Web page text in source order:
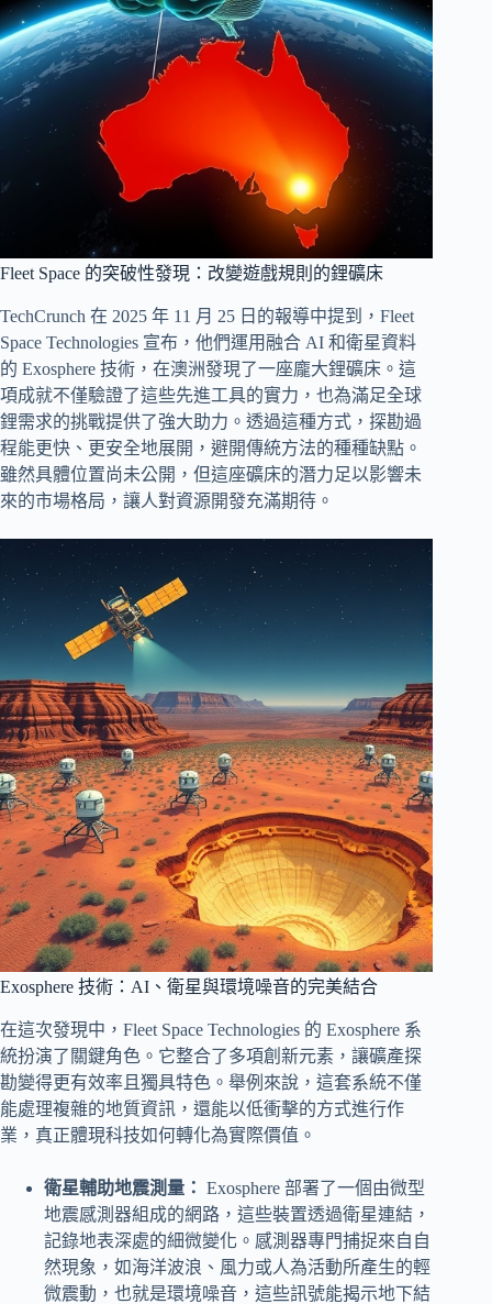
Fleet Space 的突破性發現：改變遊戲規則的鋰礦床
TechCrunch 在 2025 年 11 月 25 日的報導中提到，Fleet
Space Technologies 宣布，他們運用融合 AI 和衛星資料
的 Exosphere 技術，在澳洲發現了一座龐大鋰礦床。這
項成就不僅驗證了這些先進工具的實力，也為滿足全球
鋰需求的挑戰提供了強大助力。透過這種方式，探勘過
程能更快、更安全地展開，避開傳統方法的種種缺點。
雖然具體位置尚未公開，但這座礦床的潛力足以影響未
來的市場格局，讓人對資源開發充滿期待。
Exosphere 技術：AI、衛星與環境噪音的完美結合
在這次發現中，Fleet Space Technologies 的 Exosphere 系
統扮演了關鍵角色。它整合了多項創新元素，讓礦產探
勘變得更有效率且獨具特色。舉例來說，這套系統不僅
能處理複雜的地質資訊，還能以低衝擊的方式進行作
業，真正體現科技如何轉化為實際價值。
衛星輔助地震測量： Exosphere 部署了一個由微型
地震感測器組成的網路，這些裝置透過衛星連結，
記錄地表深處的細微變化。感測器專門捕捉來自自
然現象，如海洋波浪、風力或人為活動所產生的輕
微震動，也就是環境噪音，這些訊號能揭示地下結